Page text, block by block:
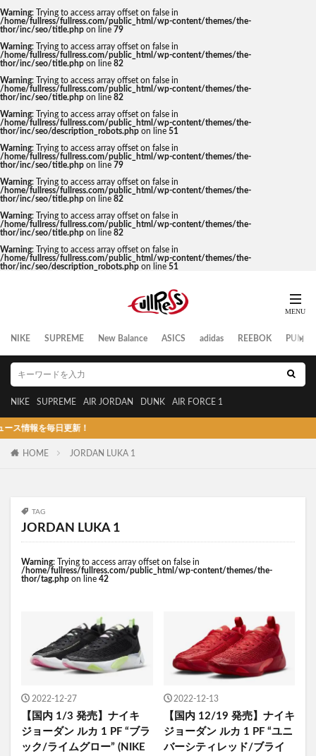
Warning: Trying to access array offset on false in
/home/fullress/fullress.com/public_html/wp-content/themes/the-
thor/inc/seo/title.php on line 79
Warning: Trying to access array offset on false in
/home/fullress/fullress.com/public_html/wp-content/themes/the-
thor/inc/seo/title.php on line 82
Warning: Trying to access array offset on false in
/home/fullress/fullress.com/public_html/wp-content/themes/the-
thor/inc/seo/title.php on line 82
Warning: Trying to access array offset on false in
/home/fullress/fullress.com/public_html/wp-content/themes/the-
thor/inc/seo/description_robots.php on line 51
Warning: Trying to access array offset on false in
/home/fullress/fullress.com/public_html/wp-content/themes/the-
thor/inc/seo/title.php on line 79
Warning: Trying to access array offset on false in
/home/fullress/fullress.com/public_html/wp-content/themes/the-
thor/inc/seo/title.php on line 82
Warning: Trying to access array offset on false in
/home/fullress/fullress.com/public_html/wp-content/themes/the-
thor/inc/seo/title.php on line 82
Warning: Trying to access array offset on false in
/home/fullress/fullress.com/public_html/wp-content/themes/the-
thor/inc/seo/description_robots.php on line 51
NIKE SUPREME New Balance ASICS adidas REEBOK PUMA
NIKE SUPREME AIR JORDAN DUNK AIR FORCE 1
を毎日更新！
HOME JORDAN LUKA 1
TAG
JORDAN LUKA 1
Warning: Trying to access array offset on false in
/home/fullress/fullress.com/public_html/wp-content/themes/the-
thor/tag.php on line 42
2022-12-27
【国内 1/3 発売】ナイキ
ジョーダン ルカ 1 PF “ブラ
ック/ライムグロー” (NIKE
2022-12-13
【国内 12/19 発売】ナイキ
ジョーダン ルカ 1 PF “ユニ
バーシティレッド/ブライ